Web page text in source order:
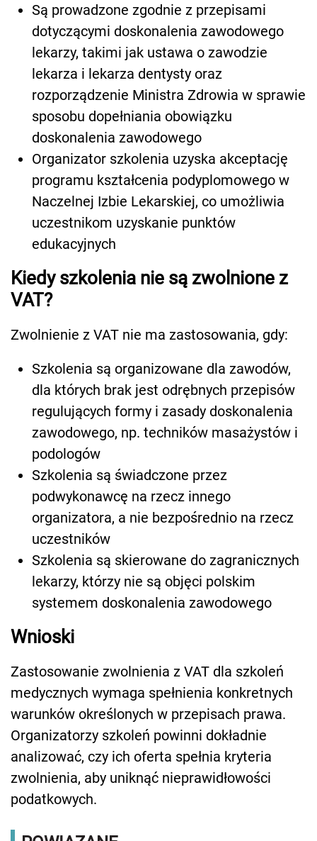
Są prowadzone zgodnie z przepisami
dotyczącymi doskonalenia zawodowego
lekarzy, takimi jak ustawa o zawodzie
lekarza i lekarza dentysty oraz
rozporządzenie Ministra Zdrowia w sprawie
sposobu dopełniania obowiązku
doskonalenia zawodowego
Organizator szkolenia uzyska akceptację
programu kształcenia podyplomowego w
Naczelnej Izbie Lekarskiej, co umożliwia
uczestnikom uzyskanie punktów
edukacyjnych
Kiedy szkolenia nie są zwolnione z
VAT?
Zwolnienie z VAT nie ma zastosowania, gdy:
Szkolenia są organizowane dla zawodów,
dla których brak jest odrębnych przepisów
regulujących formy i zasady doskonalenia
zawodowego, np. techników masażystów i
podologów
Szkolenia są świadczone przez
podwykonawcę na rzecz innego
organizatora, a nie bezpośrednio na rzecz
uczestników
Szkolenia są skierowane do zagranicznych
lekarzy, którzy nie są objęci polskim
systemem doskonalenia zawodowego
Wnioski
Zastosowanie zwolnienia z VAT dla szkoleń
medycznych wymaga spełnienia konkretnych
warunków określonych w przepisach prawa.
Organizatorzy szkoleń powinni dokładnie
analizować, czy ich oferta spełnia kryteria
zwolnienia, aby uniknąć nieprawidłowości
podatkowych.